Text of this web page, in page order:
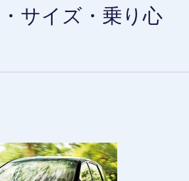
・サイズ・乗り心